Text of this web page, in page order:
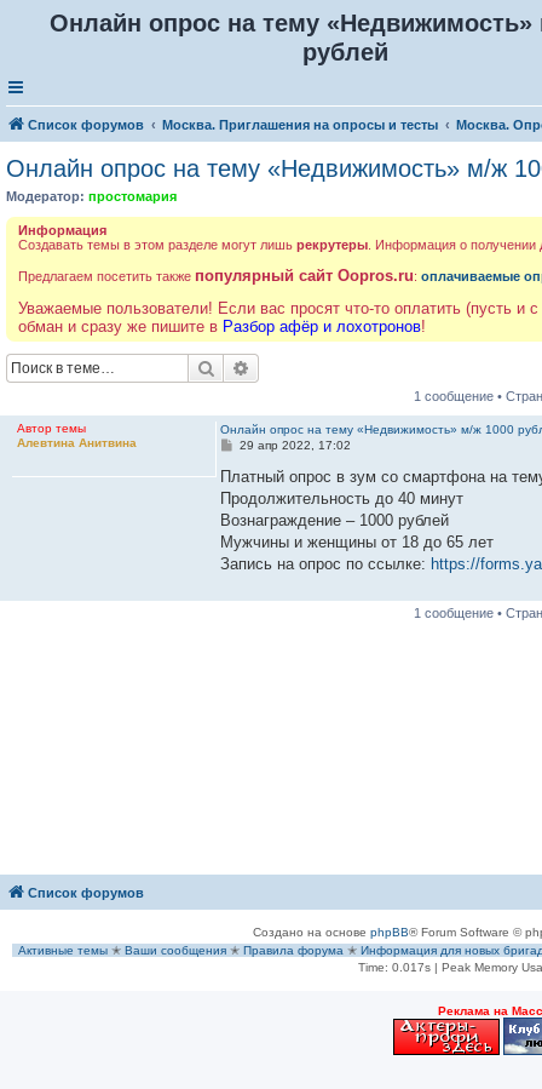
Онлайн опрос на тему «Недвижимость»
рублей
Список форумов Москва. Приглашения на опросы и тесты Москва.
Онлайн опрос на тему «Недвижимость» м/ж
Модератор: простомария
Информация
Создавать темы в этом разделе могут лишь рекрутеры . Информация о получении
Предлагаем посетить также популярный сайт Oopros.ru: оплачиваемые
Уважаемые пользователи! Если вас просят что-то оплатить (пусть и
обман и сразу же пишите в Разбор афёр и лохотронов!
Поиск
1 сообщение •
Автор темы
Алевтина Анитвина
Онлайн опрос на тему «Недвижимость» м/ж 1000
С
о
щ
е
и
е
29 апр 2022, 17:02
Платный опрос в зум со смартфона на
Продолжительность до 40 минут
Вознаграждение – 1000 рублей
Мужчины и женщины от 18 до 65 лет
Запись на опрос по ссылке: https://
1 сообщение •
Список форумов
Создано на основе phpBB® Forum Software ©
Активные темы ✭ Ваши сообщения ✭ Правила форума ✭ Информация для новых
Time: 0.017s | Peak Memory
Рeклама на